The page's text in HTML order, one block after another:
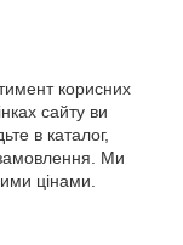
корисних
сайту ви
в каталог,
Ми
цінами.